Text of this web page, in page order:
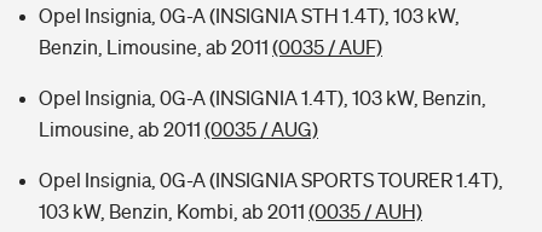
Opel Insignia, 0G-A (INSIGNIA STH 1.4T), 103 kW,
Benzin, Limousine, ab 2011 (0035 / AUF)
Opel Insignia, 0G-A (INSIGNIA 1.4T), 103 kW, Benzin,
Limousine, ab 2011 (0035 / AUG)
Opel Insignia, 0G-A (INSIGNIA SPORTS TOURER 1.4T),
103 kW, Benzin, Kombi, ab 2011 (0035 / AUH)